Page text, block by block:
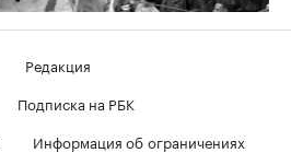
Редакция
Подписка на РБК
Информация об ограничениях